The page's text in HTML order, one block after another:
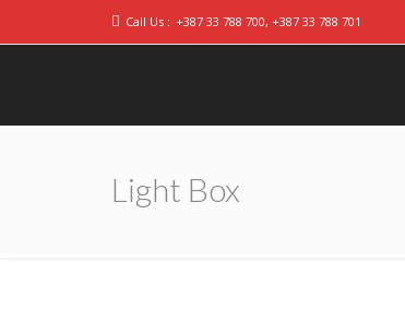
Call Us : +387 33 788 700, +387 33 788 701
Light Box